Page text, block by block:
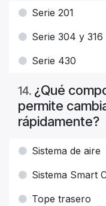
Serie 201
Serie 304 y 316
Serie 430
14. ¿Qué
permite
rápidamente?
Sistema de aire
Sistema Smart
Tope trasero